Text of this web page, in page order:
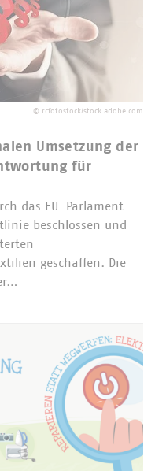
© rcfotostock/stock.adobe.com
Umsetzung der
für
das EU-Parlament
beschlossen und
geschaffen. Die